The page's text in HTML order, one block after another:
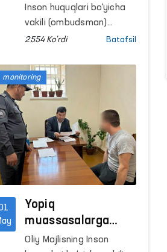
Inson huquqlari bo‘yicha
vakili (ombudsman)
o‘rinbosari, Ombudsman
hamda uning
Surxondaryo viloyatidagi
mintaqaviy vakili
tomonidan Surxondaryo
viloyatidagi bir qator
penitensiar
muassasalariga
monitoring tashriflari
2554 Ko'rdi Batafsil
Yopiq
muassasalarga
o‘tkazilgan
Oliy Majlisning Inson
monitoring